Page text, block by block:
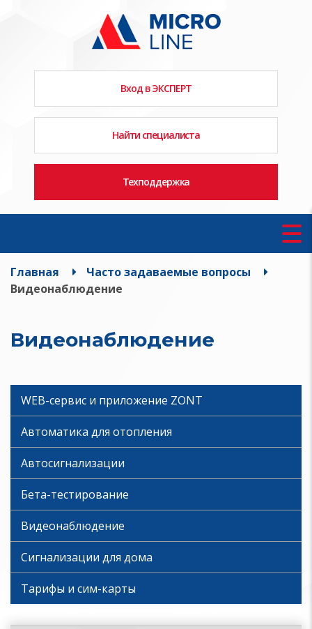
Вход в ЭКСПЕРТ
Найти специалиста
Техподдержка
Главная
Часто задаваемые вопросы
Видеонаблюдение
Видеонаблюдение
WEB-сервис и приложение ZONT
Автоматика для отопления
Автосигнализации
Бета-тестирование
Видеонаблюдение
Сигнализации для дома
Тарифы и сим-карты